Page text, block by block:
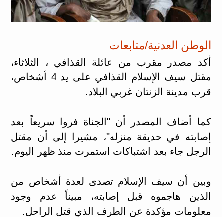
الوطن العدنية/متابعات
أكد مصدر مقرب من عائلة القذافي ، الثلاثاء،
مقتل سيف الإسلام القذافي على يد 4 أشخاص،
قرب مدينة الزنتان غربي البلاد.
كما أضاف المصدر أن "الجناة فروا سريعاً بعد
إصابته في حديقة منزله"، مشيرا إلى أن مقتل
الرجل جاء بعد اشتباكات استمرت منذ ظهر اليوم.
وبين أن سيف الإسلام تصدى لعدة أشخاص من
الذين هاجموه قبل إصابته، مبيناً عدم وجود
معلومات مؤكدة عن الطرف الذي قتل الراحل.